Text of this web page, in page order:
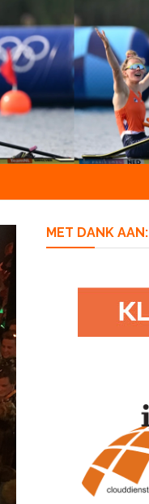
MET DANK AAN: